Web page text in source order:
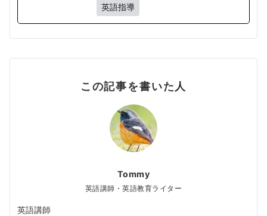
英語指導
この記事を書いた人
Tommy
英語講師・英語教育ライター
英語講師